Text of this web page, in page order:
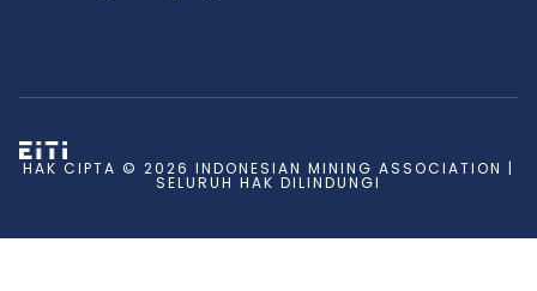
HAK CIPTA © 2026 INDONESIAN MINING ASSOCIATION |
SELURUH HAK DILINDUNGI